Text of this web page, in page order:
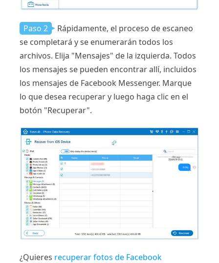
Paso 2
Rápidamente, el proceso de escaneo
se completará y se enumerarán todos los
archivos. Elija "Mensajes" de la izquierda. Todos
los mensajes se pueden encontrar allí, incluidos
los mensajes de Facebook Messenger. Marque
lo que desea recuperar y luego haga clic en el
botón "Recuperar".
¿Quieres recuperar fotos de Facebook